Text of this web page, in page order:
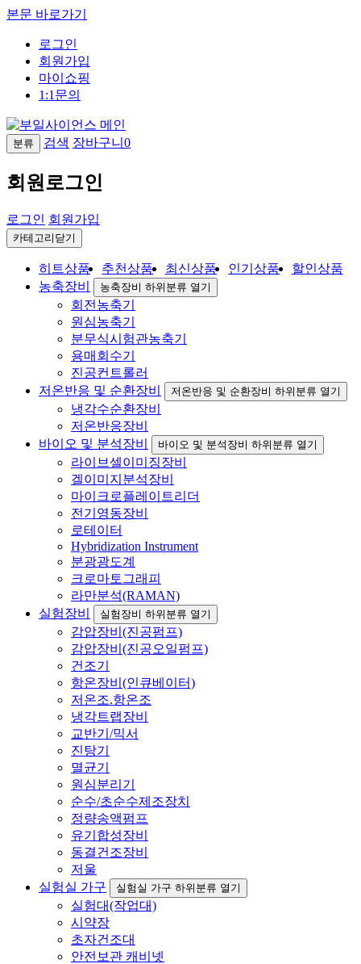
본문 바로가기
로그인
회원가입
마이쇼핑
1:1문의
분류 검색 장바구니 0
회원로그인
로그인 회원가입
카테고리닫기
히트상품 추천상품 최신상품 인기상품
할인상품
농축장비
농축장비 하위분류 열기
회전농축기
원심농축기
분무식시험관농축기
용매회수기
진공컨트롤러
저온반응 및 순환장비
저온반응 및 순환장비 하위분류 열기
냉각수순환장비
저온반응장비
바이오 및 분석장비
바이오 및 분석장비 하위분류 열기
라이브셀이미징장비
겔이미지분석장비
마이크로플레이트리더
전기영동장비
로테이터
Hybridization Instrument
분광광도계
크로마토그래피
라만분석(RAMAN)
실험장비
실험장비 하위분류 열기
감압장비(진공펌프)
감압장비(진공오일펌프)
건조기
항온장비(인큐베이터)
저온조.항온조
냉각트랩장비
교반기/믹서
진탕기
멸균기
원심분리기
순수/초순수제조장치
정량송액펌프
유기합성장비
동결건조장비
저울
실험실 가구
실험실 가구 하위분류 열기
실험대(작업대)
시약장
초자건조대
안전보관 캐비넷